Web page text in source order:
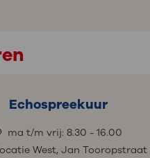
Echospreekuur
ma t/m vrij: 8.30 - 16.00
West, Jan Tooropstraat